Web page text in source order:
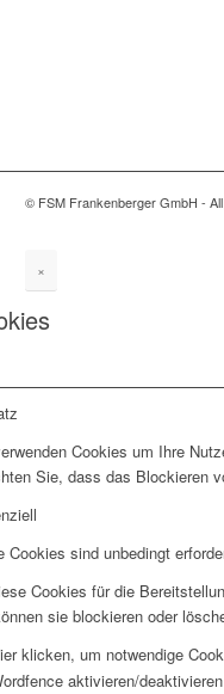
© FSM Frankenberger GmbH -
×
Cookies um Ihre
Sie, dass das Blockieren
Cookies sind unbedingt
Cookies für die
sie blockieren oder
klicken, um notwendige
aktivieren/deaktivieren